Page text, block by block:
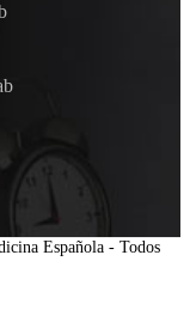
Española - Todos